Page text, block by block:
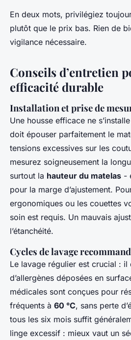
En deux mots, privilégiez
plutôt que le prix bas. Rien de
vigilance nécessaire.
Conseils d’entretien
efficacité durable
Installation et prise de
Une housse efficace ne
doit épouser parfaitement le
tensions excessives sur les
mesurez soigneusement la
surtout la hauteur du matelas -
pour la marge d’ajustement.
ergonomiques ou les couettes
soin est requis. Un mauvais
l’étanchéité.
Cycles de lavage
Le lavage régulier est crucial : il
d’allergènes déposées en
médicales sont conçues pour
fréquents à 60 °C, sans perte
tous les six mois suffit
linge excessif : mieux vaut un